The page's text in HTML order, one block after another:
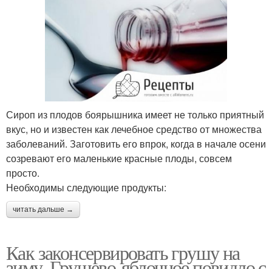
Сироп из плодов боярышника имеет не только приятный
вкус, но и известен как лечебное средство от множества
заболеваний. Заготовить его впрок, когда в начале осени
созревают его маленькие красные плоды, совсем
просто.
Необходимы следующие продукты:
читать дальше →
Как законсервировать грушу на